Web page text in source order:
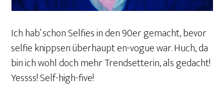
Ich hab’ schon Selfies in den 90er gemacht, bevor
selfie knippsen überhaupt en-vogue war. Huch, da
bin ich wohl doch mehr Trendsetterin, als gedacht!
Yessss! Self-high-five!